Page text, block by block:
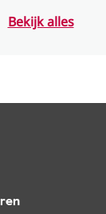
Bekijk alles